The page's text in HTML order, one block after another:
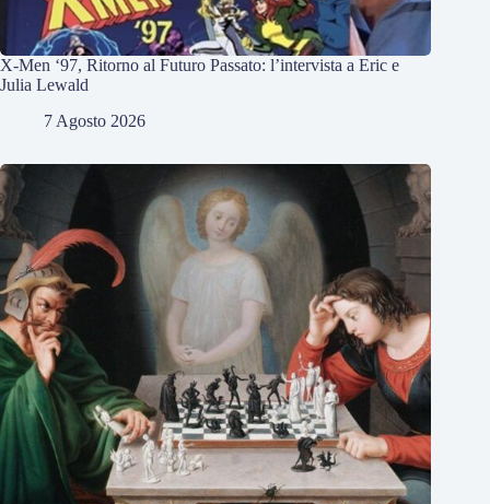
X-Men ‘97, Ritorno al Futuro Passato: l’intervista a Eric e
Julia Lewald
7 Agosto 2026